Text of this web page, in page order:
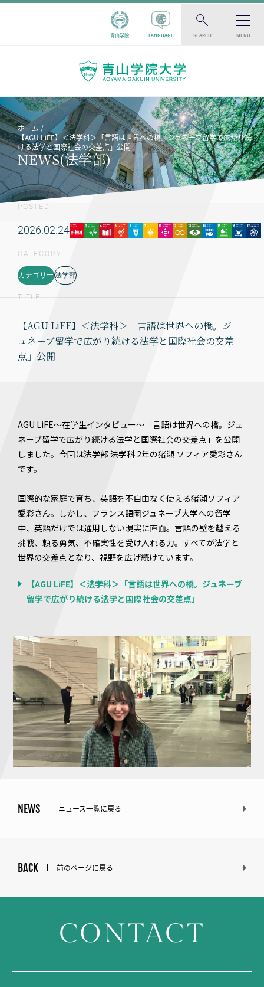
青山学院 LANGUAGE SEARCH MENU
ホーム
【AGU LiFE】＜法学科＞「言語は世界への橋。ジュネーブ留学で広がり続
ける法学と国際社会の交差点」公開
NEWS(法学部)
POSTED
2026.02.24
CATEGORY
カテゴリー 法学部
TITLE
【AGU LiFE】＜法学科＞「言語は世界への橋。ジ
ュネーブ留学で広がり続ける法学と国際社会の交差
点」公開
AGU LiFE～在学生インタビュー～「言語は世界への橋。ジュ
ネーブ留学で広がり続ける法学と国際社会の交差点」を公開
しました。今回は法学部 法学科 2年の猪瀬 ソフィア愛彩さん
です。
国際的な家庭で育ち、英語を不自由なく使える猪瀬ソフィア
愛彩さん。しかし、フランス語圏ジュネーブ大学への留学
中、英語だけでは通用しない現実に直面。言語の壁を越える
挑戦、頼る勇気、不確実性を受け入れる力。すべてが法学と
世界の交差点となり、視野を広げ続けています。
【AGU LiFE】＜法学科＞「言語は世界への橋。ジュネーブ
留学で広がり続ける法学と国際社会の交差点」
NEWS ニュース一覧に戻る
BACK 前のページに戻る
CONTACT